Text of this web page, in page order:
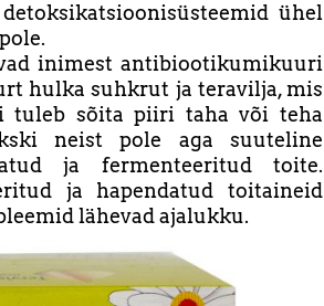
ühel
inimest antibiootikumikuuri
hulka suhkrut ja teravilja, mis
tuleb sõita piiri taha või teha
neist pole aga suuteline
ja fermenteeritud toite.
ja hapendatud toitaineid
lähevad ajalukku.